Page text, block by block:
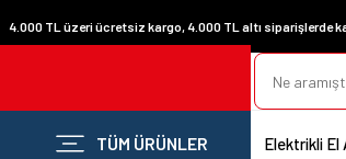
4.000 TL üzeri ücretsiz kargo, 4.000 TL altı siparişlerde
TÜM ÜRÜNLER Elektrikli El